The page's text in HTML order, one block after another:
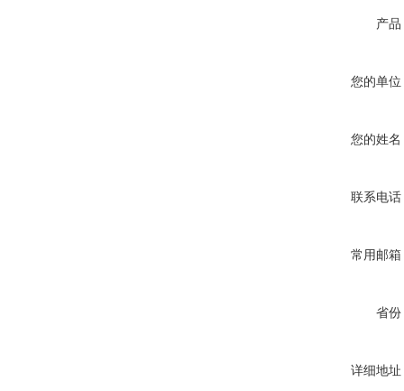
产品
您的单位
您的姓名
联系电话
常用邮箱
省份
详细地址